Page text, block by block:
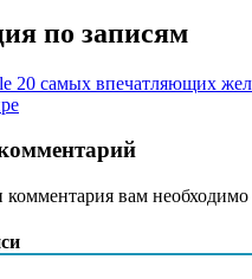
по записям
20 самых впечатляющих
комментария вам необходимо